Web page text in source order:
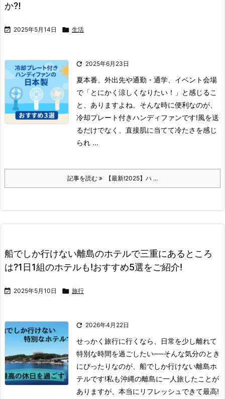
か⁈
 2025年5月14日  生活
 2025年6月23日
夏本番、外出先や通勤・通学、イベント会場
で「とにかく涼しくなりたい！」と感じるこ
と、ありますよね。 そんな時に便利なのが、
冷却プレート付きハンディファンです!風を送
るだけでなく、直接肌に当てて冷たさを感じ
られ ...
記事を読む 【最新!2025】ハ ...
船でしか行けない離島のホテルで三重にあるところ
は?1日1組のホテルも!おすすめ5選をご紹介!
 2025年5月10日  旅行
 2026年4月22日
せっかく旅行に行くなら、日常を少し離れて
特別な時間を過ごしたい──そんな気分のとき
にぴったりなのが、船でしか行けない離島ホ
テルです!私も沖縄の離島に一人旅したことが
ありますが、本当にリフレッシュできて最高!